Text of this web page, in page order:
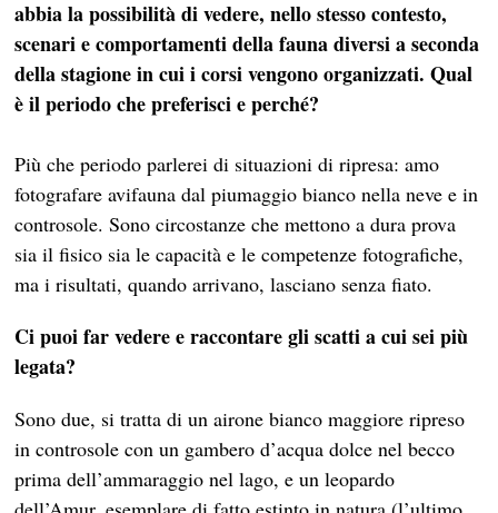
abbia la possibilità di vedere, nello stesso contesto,
scenari e comportamenti della fauna diversi a seconda
della stagione in cui i corsi vengono organizzati. Qual
è il periodo che preferisci e perché?
Più che periodo parlerei di situazioni di ripresa: amo
fotografare avifauna dal piumaggio bianco nella neve e in
controsole. Sono circostanze che mettono a dura prova
sia il fisico sia le capacità e le competenze fotografiche,
ma i risultati, quando arrivano, lasciano senza fiato.
Ci puoi far vedere e raccontare gli scatti a cui sei più
legata?
Sono due, si tratta di un airone bianco maggiore ripreso
in controsole con un gambero d’acqua dolce nel becco
prima dell’ammaraggio nel lago, e un leopardo